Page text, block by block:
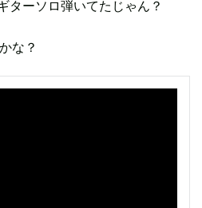
ターソロ弾いてたじゃん？
な？